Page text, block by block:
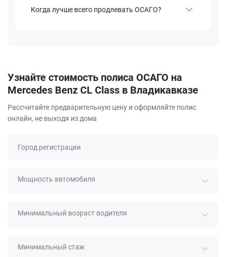
Когда лучше всего продлевать ОСАГО?
Узнайте стоимость полиса ОСАГО на
Mercedes Benz CL Class в Владикавказе
Рассчитайте предварительную цену и оформляйте полис
онлайн, не выходя из дома
Город регистрации
Мощность автомобиля
Минимальный возраст водителя
Минимальный стаж